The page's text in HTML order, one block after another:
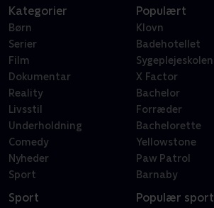
Kategorier
Børn
Serier
Film
Dokumentar
Reality
Livsstil
Underholdning
Comedy
Nyheder
Sport
Populært
Klovn
Badehotellet
Sygeplejeskolen
X Factor
Bachelor
Forræder
Bachelorette
Yellowstone
Paw Patrol
Barnaby
Sport Populær sport